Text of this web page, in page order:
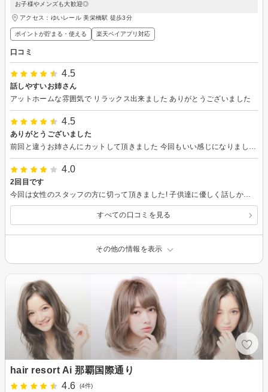
お子様やメンズも大歓迎◎
アクセス：ゆいレール 美栄橋駅 徒歩3分
ポイントが貯まる・使える 楽天ペイアプリ対応
口コミ
4.5
話しやすいお姉さん
アットホームな雰囲気で リラックス出来ました ありがとうございました
4.5
ありがとうございました
前回と違うお姉さんにカットして頂きました 今回もいい感じになりました!
4.0
2回目です
今回は女性のスタッフの方に切って頂きました! 子供達に優しく話しかけて下さってとても親しみやすい印象でした! ありがとうございました!
すべての口コミを見る
その他の情報を表示
hair resort Ai 那覇国際通り
4.6
(4件)